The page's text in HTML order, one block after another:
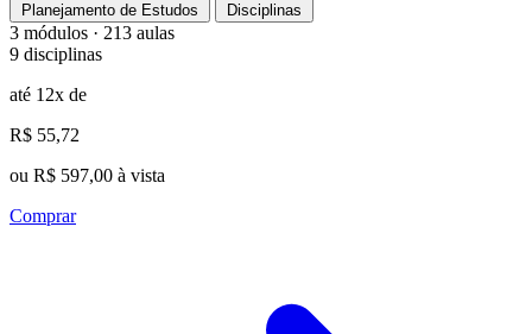
Planejamento de Estudos Disciplinas
3 módulos · 213 aulas
9 disciplinas
até 12x de
R$ 55,72
ou R$ 597,00 à vista
Comprar